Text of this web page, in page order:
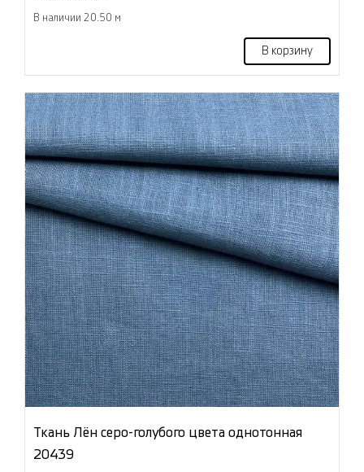
В наличии 20.50 м
В корзину
Ткань Лён серо-голубого цвета однотонная
20439